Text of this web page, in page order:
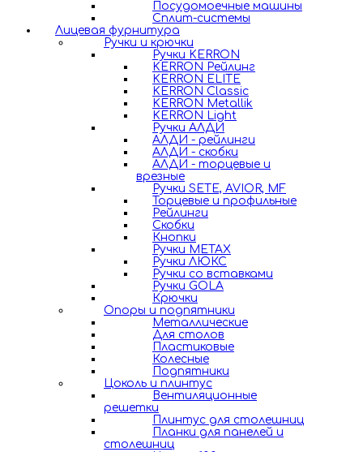
Посудомоечные машины
Сплит-системы
Лицевая фурнитура
Ручки и крючки
Ручки KERRON
KERRON Рейлинг
KERRON ELITE
KERRON Classic
KERRON Metallik
KERRON Light
Ручки АЛДИ
АЛДИ - рейлинги
АЛДИ - скобки
АЛДИ - торцевые и
врезные
Ручки SETE, AVIOR, MF
Торцевые и профильные
Рейлинги
Скобки
Кнопки
Ручки METAX
Ручки ЛЮКС
Ручки со вставками
Ручки GOLA
Крючки
Опоры и подпятники
Металлические
Для столов
Пластиковые
Колесные
Подпятники
Цоколь и плинтус
Вентиляционные
решетки
Плинтус для столешниц
Планки для панелей и
столешниц